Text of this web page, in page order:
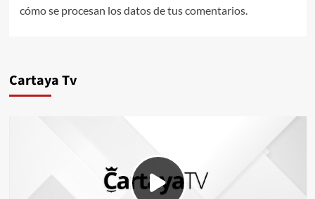
cómo se procesan los datos de tus comentarios.
Cartaya Tv